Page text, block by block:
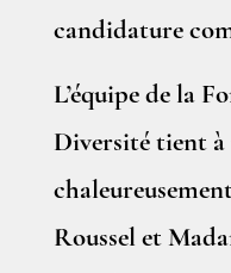
candidature
L’équipe de la
Diversité tient
Roussel et